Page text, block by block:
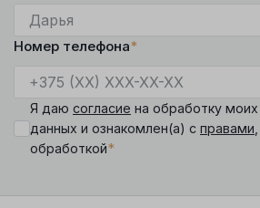
Номер телефона*
Я даю согласие на обработку
данных и ознакомлен(а) с правами
обработкой*